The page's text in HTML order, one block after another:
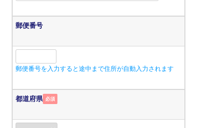
郵便番号
郵便番号を入力すると途中まで住所が自動入力されます
都道府県 必須